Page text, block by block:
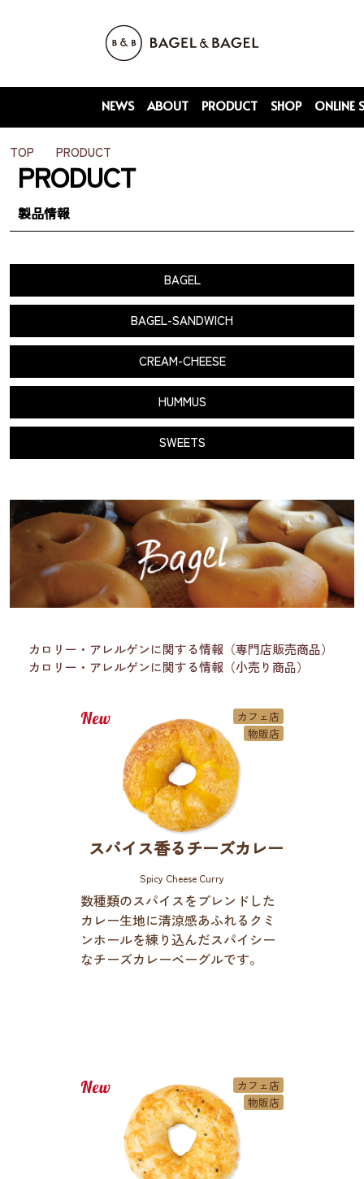
NEWS ABOUT PRODUCT SHOP ONLINE
TOP PRODUCT
PRODUCT
製品情報
BAGEL
BAGEL-SANDWICH
CREAM-CHEESE
HUMMUS
SWEETS
カロリー・アレルゲンに関する情報（専門店販売商品）
カロリー・アレルゲンに関する情報（小売り商品）
スパイス香るチーズカレー
Spicy Cheese Curry
数種類のスパイスをブレンドした
カレー生地に清涼感あふれるクミ
ンホールを練り込んだスパイシー
なチーズカレーベーグルです。
カフェ店
物販店
カフェ店
物販店